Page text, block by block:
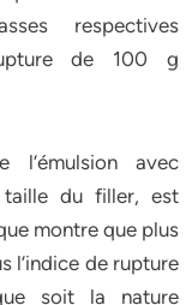
respectives
de 100 g
avec
du filler, est
montre que plus
l’indice de rupture
soit la nature